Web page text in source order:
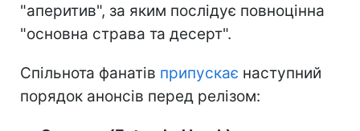
"аперитив", за яким послідує повноцінна
"основна страва та десерт".
Спільнота фанатів припускає наступний
порядок анонсів перед релізом: